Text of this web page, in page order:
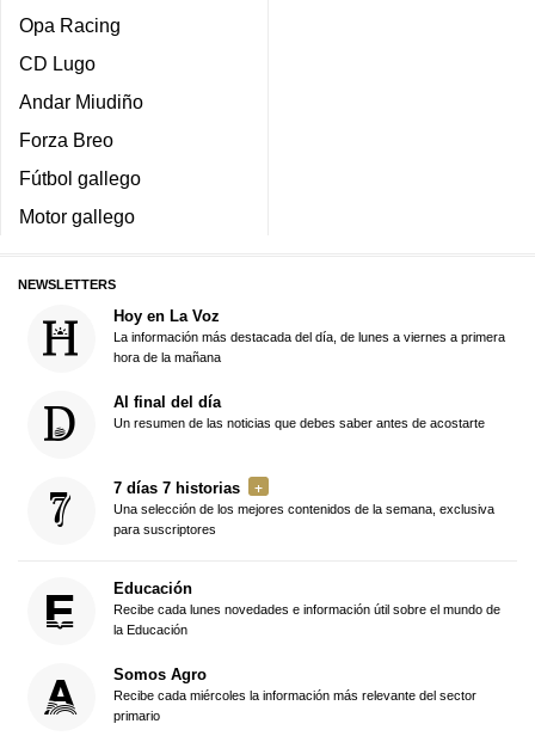
Opa Racing
CD Lugo
Andar Miudiño
Forza Breo
Fútbol gallego
Motor gallego
NEWSLETTERS
Hoy en La Voz
La información más destacada del día, de lunes a viernes a primera
hora de la mañana
Al final del día
Un resumen de las noticias que debes saber antes de acostarte
7 días 7 historias
Una selección de los mejores contenidos de la semana, exclusiva
para suscriptores
Educación
Recibe cada lunes novedades e información útil sobre el mundo de
la Educación
Somos Agro
Recibe cada miércoles la información más relevante del sector
primario